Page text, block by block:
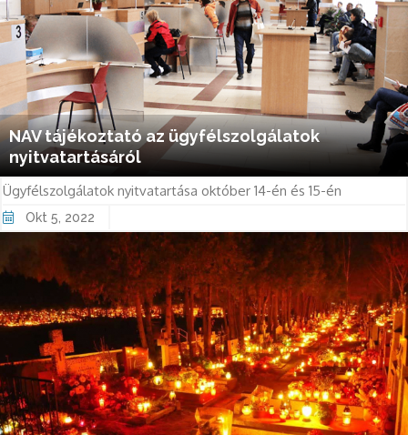
NAV tájékoztató az ügyfélszolgálatok
nyitvatartásáról
Ügyfélszolgálatok nyitvatartása október 14-én és 15-én
Okt 5, 2022